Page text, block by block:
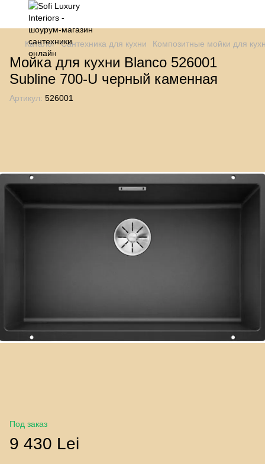
Каталог Сантехника для кухни Композитные мойки для
Мойка для кухни Blanco 526001
Subline 700-U черный каменная
Артикул: 526001
Под заказ
9 430 Lei